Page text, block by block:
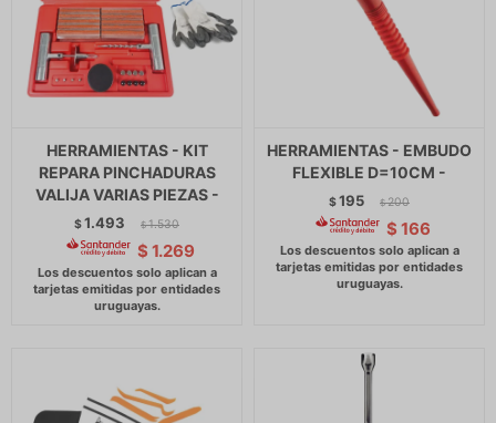
HERRAMIENTAS - KIT
REPARA PINCHADURAS
VALIJA VARIAS PIEZAS -
$1.493 $ 1.530
$ 1.269
HERRAMIENTAS - EMBUDO
FLEXIBLE D=10CM -
$195 $ 200
$ 166